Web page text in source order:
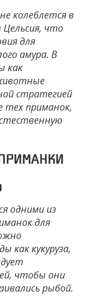
колеблется в
Цельсия, что
для
амура. В
как
стратегией
тех приманок,
одними из
для
как кукуруза,
чтобы они
рыбой.